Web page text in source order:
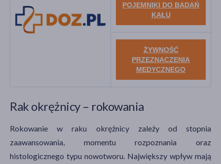
POJEMNIKI DO BADAŃ
KAŁU
ŻYWNOŚĆ
PRZEZNACZENIA
MEDYCZNEGO
Rak okrężnicy – rokowania
Rokowanie w raku okrężnicy zależy od stopnia
zaawansowania, momentu rozpoznania oraz
histologicznego typu nowotworu. Największy wpływ mają